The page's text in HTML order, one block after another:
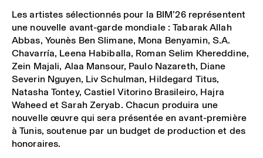
Les artistes sélectionnés pour la BIM’26 représentent
une nouvelle avant-garde mondiale :Tabarak Allah
Abbas, Younès Ben Slimane, Mona Benyamin, S.A.
Chavarría, Leena Habiballa, Roman Selim Khereddine,
Zein Majali, Alaa Mansour, Paulo Nazareth, Diane
Severin Nguyen, Liv Schulman, Hildegard Titus,
Natasha Tontey, Castiel Vitorino Brasileiro, Hajra
Waheed et Sarah Zeryab. Chacun produira une
nouvelle œuvre qui sera présentée en avant-première
à Tunis, soutenue par un budget de production et des
honoraires.